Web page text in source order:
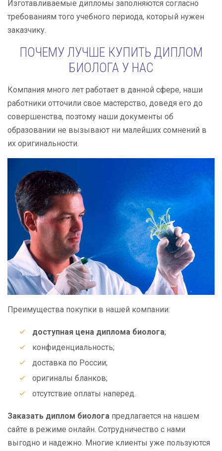
Изготавливаемые дипломы заполняются согласно
требованиям того учебного периода, который нужен
заказчику.
ПОЧЕМУ ЛУЧШЕ КУПИТЬ ДИПЛОМ
БИОЛОГА У НАС
Компания много лет работает в данной сфере, наши
работники отточили свое мастерство, доведя его до
совершенства, поэтому наши документы об
образовании не вызывают ни малейших сомнений в
их оригинальности.
Преимущества покупки в нашей компании:
доступная цена диплома биолога;
конфиденциальность;
доставка по России;
оригиналы бланков;
отсутствие оплаты наперед.
Заказать диплом биолога предлагается на нашем
сайте в режиме онлайн. Сотрудничество с нами
выгодно и надежно. Многие клиенты уже пользуются